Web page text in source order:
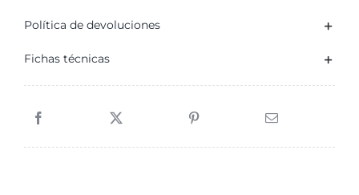
Política de devoluciones
Fichas técnicas